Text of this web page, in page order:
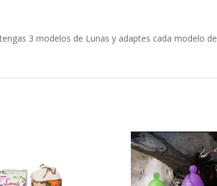
3 modelos de Lunas y adaptes cada modelo de